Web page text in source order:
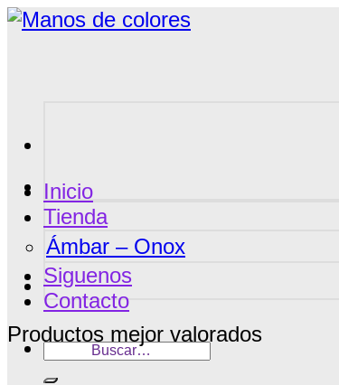
Saltar
Inicio
Tienda
Ámbar – Onox
Siguenos
Contacto
Buscar
por:
Productos mejor valorados